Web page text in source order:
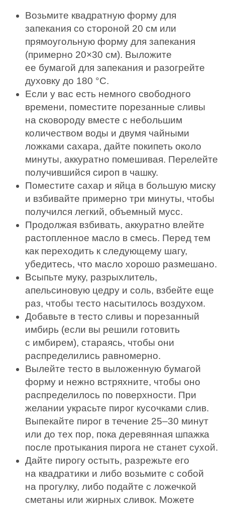
Возьмите квадратную форму для
запекания со стороной 20 см или
прямоугольную форму для запекания
(примерно 20×30 см). Выложите
ее бумагой для запекания и разогрейте
духовку до 180 °С.
Если у вас есть немного свободного
времени, поместите порезанные сливы
на сковороду вместе с небольшим
количеством воды и двумя чайными
ложками сахара, дайте покипеть около
минуты, аккуратно помешивая. Перелейте
получившийся сироп в чашку.
Поместите сахар и яйца в большую миску
и взбивайте примерно три минуты, чтобы
получился легкий, объемный мусс.
Продолжая взбивать, аккуратно влейте
растопленное масло в смесь. Перед тем
как переходить к следующему шагу,
убедитесь, что масло хорошо размешано.
Всыпьте муку, разрыхлитель,
апельсиновую цедру и соль, взбейте еще
раз, чтобы тесто насытилось воздухом.
Добавьте в тесто сливы и порезанный
имбирь (если вы решили готовить
с имбирем), стараясь, чтобы они
распределились равномерно.
Вылейте тесто в выложенную бумагой
форму и нежно встряхните, чтобы оно
распределилось по поверхности. При
желании украсьте пирог кусочками слив.
Выпекайте пирог в течение 25–30 минут
или до тех пор, пока деревянная шпажка
после протыкания пирога не станет сухой.
Дайте пирогу остыть, разрежьте его
на квадратики и либо возьмите с собой
на прогулку, либо подайте с ложечкой
сметаны или жирных сливок. Можете